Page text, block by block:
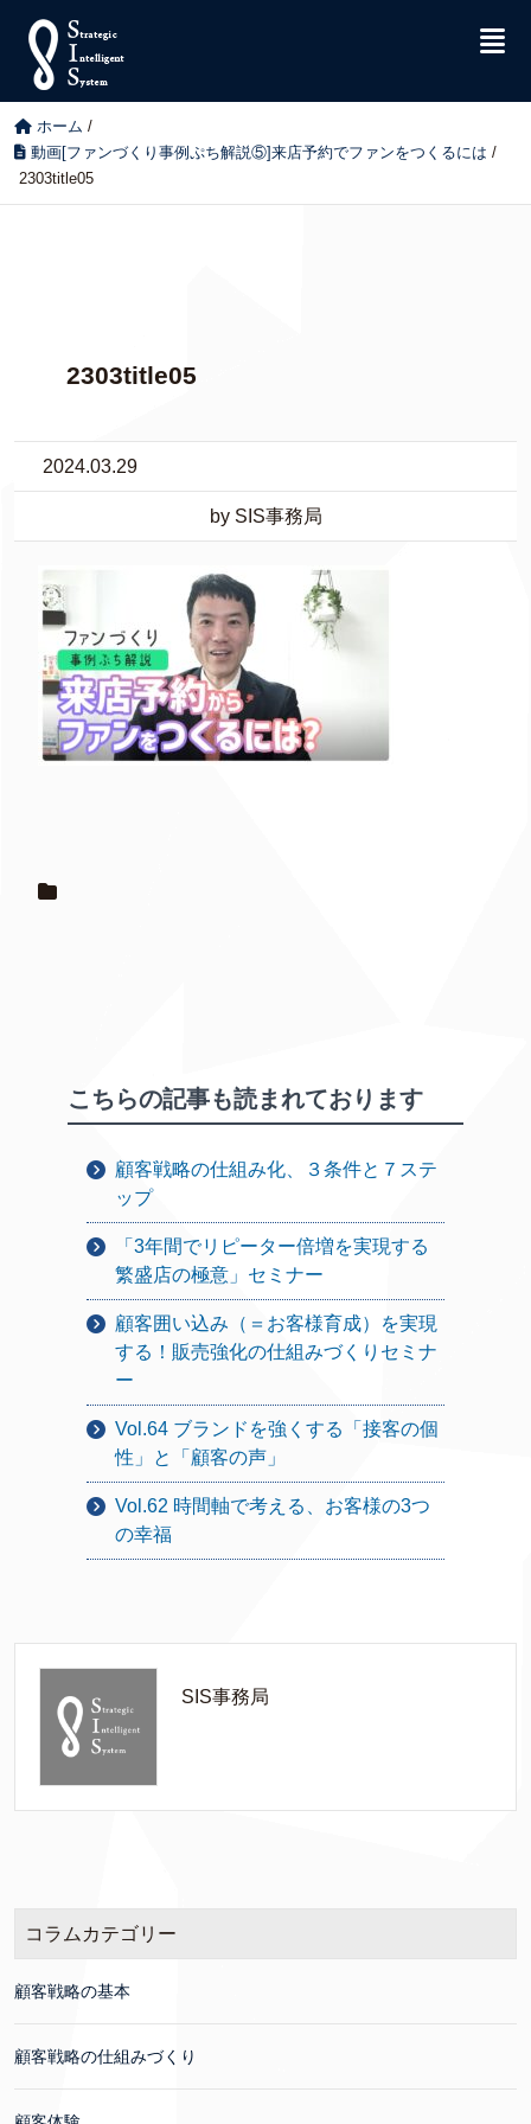
ホーム /
動画[ファンづくり事例ぷち解説⑤]来店予約でファンをつくるには /
2303title05
2303title05
2024.03.29
by SIS事務局
こちらの記事も読まれております
顧客戦略の仕組み化、３条件と７ステ
ップ
「3年間でリピーター倍増を実現する
繁盛店の極意」セミナー
顧客囲い込み（＝お客様育成）を実現
する！販売強化の仕組みづくりセミナ
ー
Vol.64 ブランドを強くする「接客の個
性」と「顧客の声」
Vol.62 時間軸で考える、お客様の3つ
の幸福
SIS事務局
コラムカテゴリー
顧客戦略の基本
顧客戦略の仕組みづくり